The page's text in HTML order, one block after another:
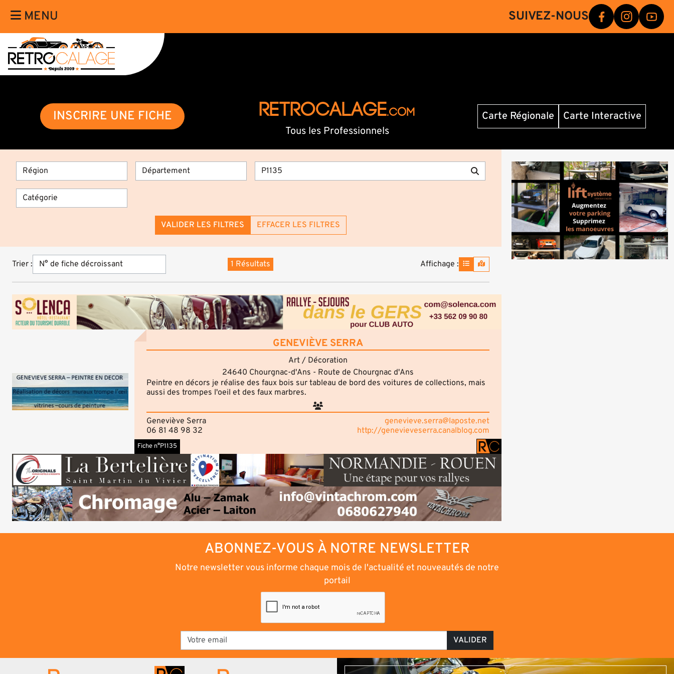
MENU SUIVEZ-NOUS
INSCRIRE UNE FICHE RETROCALAGE.com
Tous les Professionnels
Carte Régionale Carte Interactive
VALIDER LES FILTRES EFFACER LES FILTRES
Trier : 1 Résultats Affichage :
GENEVIÈVE SERRA
Art / Décoration
24640 Chourgnac-d'Ans - Route de Chourgnac d'Ans
Peintre en décors je réalise des faux bois sur tableau de bord des voitures de collections, mais
aussi des trompes l'oeil et des faux marbres.
Geneviève Serra
06 81 48 98 32
genevieve.serra@laposte.net
http://genevieveserra.canalblog.com
Fiche n°P1135
ABONNEZ-VOUS À NOTRE NEWSLETTER
Notre newsletter vous informe chaque mois de l'actualité et nouveautés de notre
portail
VALIDER